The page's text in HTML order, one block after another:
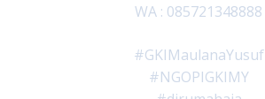
WA : 085721348888
#GKIMaulanaYusuf
#NGOPIGKIMY